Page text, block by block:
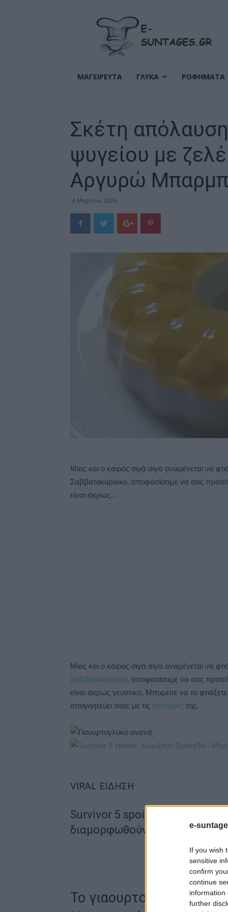
e-
If you wish
sensitive
confirm
continue
information
further
Ε-
Συνταγές
ΜΑΓΕΙΡΕΥΤΑ ΓΛΥΚΑ ΡΟΦΗΜΑΤΑ
Σκέτη
ψυγείου με
Αργυρώ
6 Μαρτίου, 2026
Μιας και ο καιρός σιγά σιγά αναμένεται να
Σαββατοκύριακο, αποφασίσαμε να σας
είναι άκρως…
Μιας και ο καιρός σιγά σιγά αναμένεται να
Σαββατοκύριακο, αποφασίσαμε να σας
είναι άκρως γευστικό. Μπορείτε να το
απογοητεύει ποτέ με τις συνταγές της.
VIRAL ΕΙΔΗΣΗ
Survivor 5 spoiler: Χωρίζουν
διαμορφωθούν οι νέες ομάδες
Το γιαουρτογλυκό με